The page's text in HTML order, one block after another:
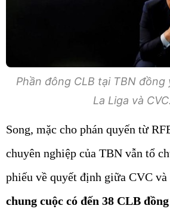
Phần đông CLB tại TBN
La Liga và CVC.
Song, mặc cho phán quyến từ
chuyên nghiệp của TBN vẫn tổ
phiếu về quyết định giữa CVC
chung cuộc có đến 38 CLB